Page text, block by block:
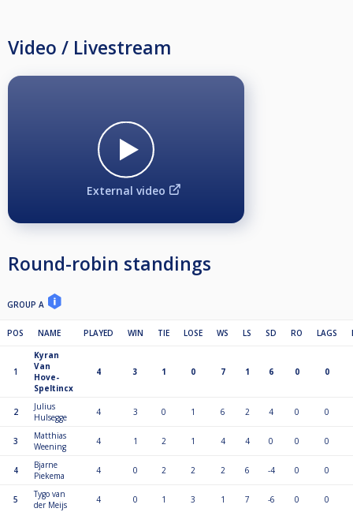
Video / Livestream
External video
Round-robin standings
GROUP A
POS NAME PLAYED WIN TIE LOSE WS LS SD RO LAGS
1
Kyran
Van
Hove-
Speltincx
4 3 1 0 7 1 6 0 0
2
Julius
Hulsegge
4 3 0 1 6 2 4 0 0
3
Matthias
Weening
4 1 2 1 4 4 0 0 0
4
Bjarne
Piekema
4 0 2 2 2 6 -4 0 0
5
Tygo van
der Meijs
4 0 1 3 1 7 -6 0 0